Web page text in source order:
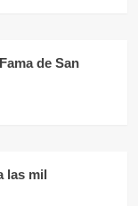
de San
las mil